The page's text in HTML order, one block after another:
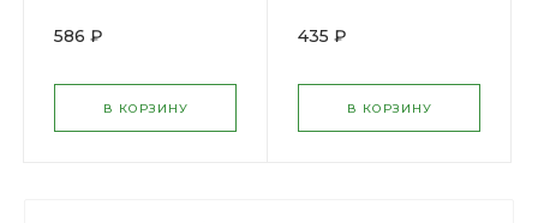
586 ₽
В КОРЗИНУ
435 ₽
В КОРЗИНУ